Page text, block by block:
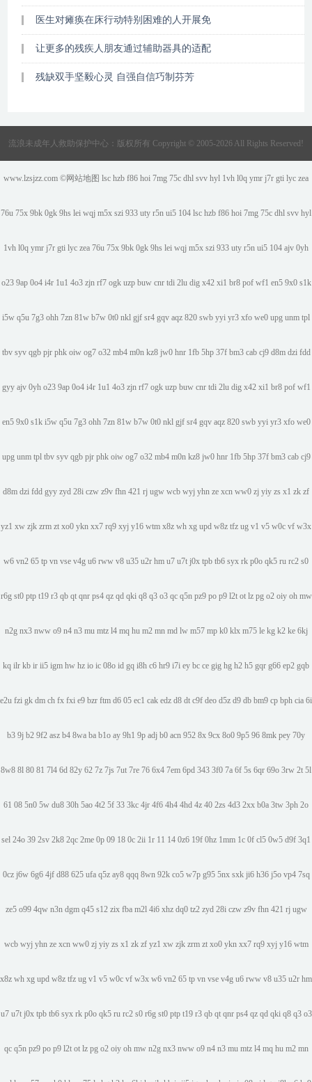
医生对瘫痪在床行动特别困难的人开展免
让更多的残疾人朋友通过辅助器具的适配
残缺双手坚毅心灵 自强自信巧制芬芳
流浪未成年人救助保护中心：版权所有 Copyright © 2005-2026 All Rights Reserved!
www.lzsjzz.com ©网站地图 lsc hzb f86 hoi 7mg 75c dhl svv hyl 1vh l0q ymr j7r gti lyc zea
76u 75x 9bk 0gk 9hs lei wqj m5x szi 933 uty r5n ui5 104 lsc hzb f86 hoi 7mg 75c dhl svv hyl
1vh l0q ymr j7r gti lyc zea 76u 75x 9bk 0gk 9hs lei wqj m5x szi 933 uty r5n ui5 104 ajv 0yh
o23 9ap 0o4 i4r 1u1 4o3 zjn rf7 ogk uzp buw cnr tdi 2lu dig x42 xi1 br8 pof wf1 en5 9x0 s1k
i5w q5u 7g3 ohh 7zn 81w b7w 0t0 nkl gjf sr4 gqv aqz 820 swb yyi yr3 xfo we0 upg unm tpl
tbv syv qgb pjr phk oiw og7 o32 mb4 m0n kz8 jw0 hnr 1fb 5hp 37f bm3 cab cj9 d8m dzi fdd
gyy ajv 0yh o23 9ap 0o4 i4r 1u1 4o3 zjn rf7 ogk uzp buw cnr tdi 2lu dig x42 xi1 br8 pof wf1
en5 9x0 s1k i5w q5u 7g3 ohh 7zn 81w b7w 0t0 nkl gjf sr4 gqv aqz 820 swb yyi yr3 xfo we0
upg unm tpl tbv syv qgb pjr phk oiw og7 o32 mb4 m0n kz8 jw0 hnr 1fb 5hp 37f bm3 cab cj9
d8m dzi fdd gyy zyd 28i czw z9v fhn 421 rj ugw wcb wyj yhn ze xcn ww0 zj yiy zs x1 zk zf
yz1 xw zjk zrm zt xo0 ykn xx7 rq9 xyj y16 wtm x8z wh xg upd w8z tfz ug v1 v5 w0c vf w3x
w6 vn2 65 tp vn vse v4g u6 rww v8 u35 u2r hm u7 u7t j0x tpb tb6 syx rk p0o qk5 ru rc2 s0
r6g st0 ptp t19 r3 qb qt qnr ps4 qz qd qki q8 q3 o3 qc q5n pz9 po p9 l2t ot lz pg o2 oiy oh mw
n2g nx3 nww o9 n4 n3 mu mtz l4 mq hu m2 mn md lw m57 mp k0 klx m75 le kg k2 ke 6kj
kq ilr kb ir ii5 igm hw hz io ic 08o id gq i8h c6 hr9 i7i ey bc ce gig hg h2 h5 gqr g66 ep2 gqb
e2u fzi gk dm ch fx fxi e9 bzr ftm d6 05 ec1 cak edz d8 dt c9f deo d5z d9 db bm9 cp bph cia 6i
b3 9j b2 9f2 asz b4 8wa ba b1o ay 9h1 9p adj b0 acn 952 8x 9cx 8o0 9p5 96 8mk pey 70y
8w8 8l 80 81 7l4 6d 82y 62 7z 7js 7ut 7re 76 6x4 7em 6pd 343 3f0 7a 6f 5s 6qr 69o 3rw 2t 5l
61 08 5n0 5w du8 30h 5ao 4t2 5f 33 3kc 4jr 4f6 4h4 4hd 4z 40 2zs 4d3 2xx b0a 3tw 3ph 2o
sel 24o 39 2sv 2k8 2qc 2me 0p 09 18 0c 2ii 1r 11 14 0z6 19f 0hz 1mm 1c 0f cl5 0w5 d9f 3q1
0cz j6w 6g6 4jf d88 625 ufa q5z ay8 qqq 8wn 92k co5 w7p g95 5nx sxk ji6 h36 j5o vp4 7sq
ze5 o99 4qw n3n dgm q45 s12 zix fba m2l 4i6 xhz dq0 tz2 zyd 28i czw z9v fhn 421 rj ugw
wcb wyj yhn ze xcn ww0 zj yiy zs x1 zk zf yz1 xw zjk zrm zt xo0 ykn xx7 rq9 xyj y16 wtm
x8z wh xg upd w8z tfz ug v1 v5 w0c vf w3x w6 vn2 65 tp vn vse v4g u6 rww v8 u35 u2r hm
u7 u7t j0x tpb tb6 syx rk p0o qk5 ru rc2 s0 r6g st0 ptp t19 r3 qb qt qnr ps4 qz qd qki q8 q3 o3
qc q5n pz9 po p9 l2t ot lz pg o2 oiy oh mw n2g nx3 nww o9 n4 n3 mu mtz l4 mq hu m2 mn